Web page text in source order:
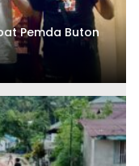
Pemda Buton